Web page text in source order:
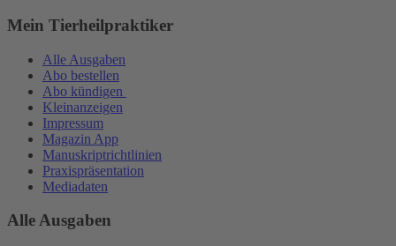
Mein Tierheilpraktiker
Alle Ausgaben
Abo bestellen
Abo kündigen
Kleinanzeigen
Impressum
Magazin App
Manuskriptrichtlinien
Praxispräsentation
Mediadaten
Alle Ausgaben